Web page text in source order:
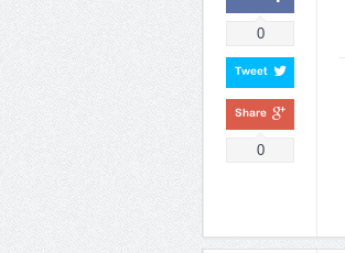
0
Tweet
Share
0